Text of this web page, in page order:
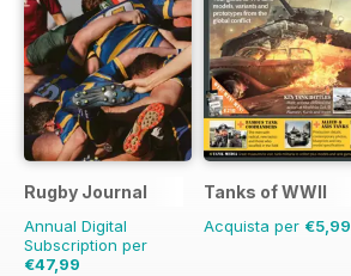
Rugby Journal
Annual Digital
Subscription per
€47,99
Tanks of WWII
Acquista per €5,99